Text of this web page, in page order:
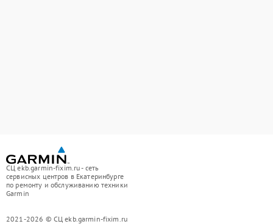
СЦ ekb.garmin-fixim.ru - сеть
сервисных центров в Екатеринбурге
по ремонту и обслуживанию техники
Garmin
2021-2026 © СЦ ekb.garmin-fixim.ru